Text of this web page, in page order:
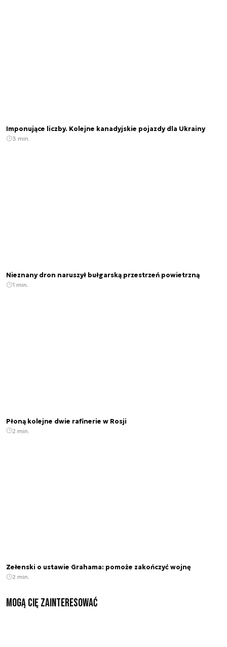
Imponujące liczby. Kolejne kanadyjskie pojazdy dla Ukrainy
3 min.
Nieznany dron naruszył bułgarską przestrzeń powietrzną
1 min.
Płoną kolejne dwie rafinerie w Rosji
2 min.
Zełenski o ustawie Grahama: pomoże zakończyć wojnę
2 min.
Mogą Cię zainteresować